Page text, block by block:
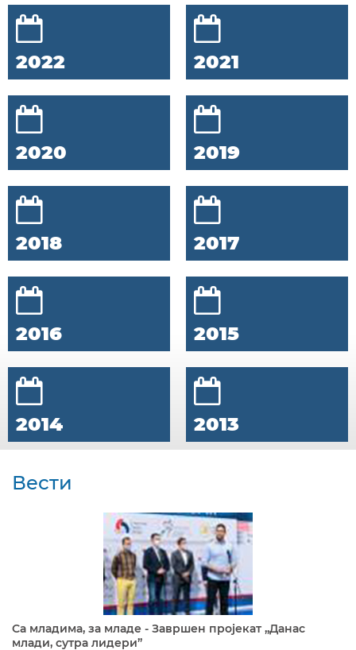
2022 2021
2020 2019
2018 2017
2016 2015
2014 2013
Вести
Са младима, за младе - Завршен пројекат „Данас
млади, сутра лидери”